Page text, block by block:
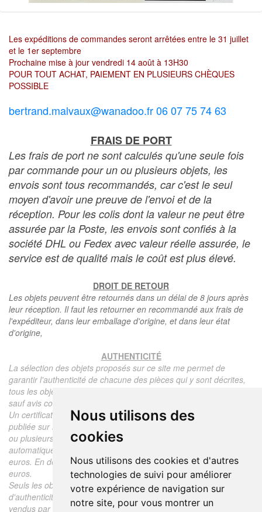
Nous utilisons des
cookies
Nous utilisons des cookies et d'autres
technologies de suivi pour améliorer
votre expérience de navigation sur
notre site, pour vous montrer un
Les expéditions de commandes seront arrêtées entre le 31 juillet
et le 1er septembre
Prochaine mise à jour vendredi 14 août à 13H30
POUR TOUT ACHAT, PAIEMENT EN PLUSIEURS CHÈQUES
POSSIBLE
bertrand.malvaux@wanadoo.fr 06 07 75 74 63
FRAIS DE PORT
Les frais de port ne sont calculés qu'une seule fois
par commande pour un ou plusieurs objets, les
envois sont tous recommandés, car c'est le seul
moyen d'avoir une preuve de l'envoi et de la
réception. Pour les colis dont la valeur ne peut être
assurée par la Poste, les envois sont confiés à la
société DHL ou Fedex avec valeur réelle assurée, le
service est de qualité mais le coût est plus élevé.
DROIT DE RETOUR
Les objets peuvent être retournés dans un délai de 8 jours après
leur réception. Il faut les retourner en recommandé aux frais de
l'expéditeur, dans leur emballage d'origine, et dans leur état
d'origine,
AUTHENTICITÉ
La sélection des objets proposés sur ce site me permet de
garantir l'authenticité de chacune des pièces qui y sont décrites,
tous les objets proposés sont garantis d'époque et authentiques,
sauf avis contraire ou restriction dans la description.
Un certificat d'authenticité de l'objet reprenant la description
publiée sur le site, l'époque, le prix de vente, accompagné d'une
ou plusieurs photographies en couleurs est communiqué
automatiquement pour tout objet dont le prix est supérieur à 130
euros. En dessous de ce prix chaque certificat est facturé 5
euros.
Seuls les objets vendus par mes soins font l'objet d'un certificat
d'authenticité, je ne fais aucun rapport d'expertise pour les objets
vendus par des tiers (confrères ou collectionneurs).